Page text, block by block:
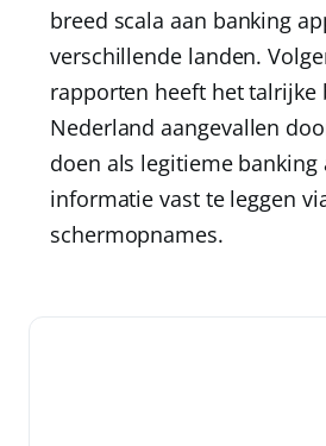
breed scala aan banking
verschillende landen.
rapporten heeft het talrijke
Nederland aangevallen
doen als legitieme banking
informatie vast te leggen
schermopnames.